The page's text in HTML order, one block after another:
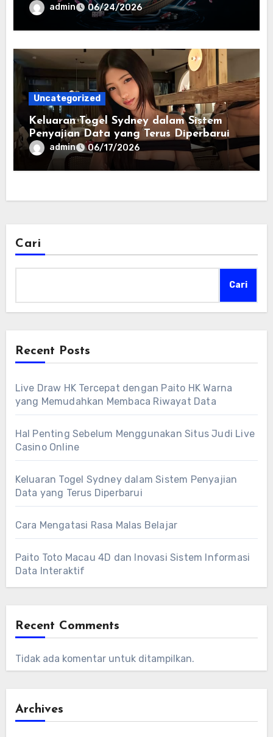
admin 06/24/2026
Uncategorized
Keluaran Togel Sydney dalam Sistem
Penyajian Data yang Terus Diperbarui
admin 06/17/2026
Cari
Cari
Recent Posts
Live Draw HK Tercepat dengan Paito HK Warna
yang Memudahkan Membaca Riwayat Data
Hal Penting Sebelum Menggunakan Situs Judi Live
Casino Online
Keluaran Togel Sydney dalam Sistem Penyajian
Data yang Terus Diperbarui
Cara Mengatasi Rasa Malas Belajar
Paito Toto Macau 4D dan Inovasi Sistem Informasi
Data Interaktif
Recent Comments
Tidak ada komentar untuk ditampilkan.
Archives